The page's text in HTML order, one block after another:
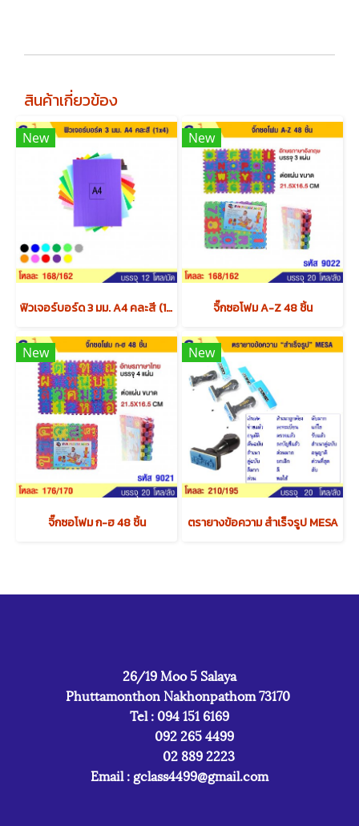
สินค้าเกี่ยวข้อง
New
ฟิวเจอร์บอร์ด 3 มม. A4 คละสี (1x4) x12 แพค
New
จิ๊กซอโฟม A-Z 48 ชิ้น
New
จิ๊กซอโฟม ก-ฮ 48 ชิ้น
New
ตรายางข้อความ สำเร็จรูป MESA
26/19 Moo 5 Salaya
Phuttamonthon Nakhonpathom 73170
Tel : 094 151 6169
092 265 4499
02 889 2223
Email : gclass4499@gmail.com